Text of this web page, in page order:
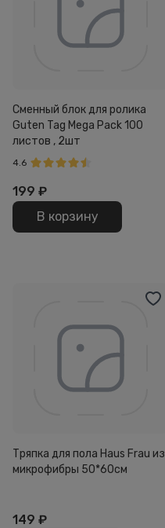
Сменный блок для ролика
Guten Tag Mega Pack 100
листов , 2шт
4.6
199 ₽
В корзину
Тряпка для пола Haus Frau из
микрофибры 50*60см
149 ₽